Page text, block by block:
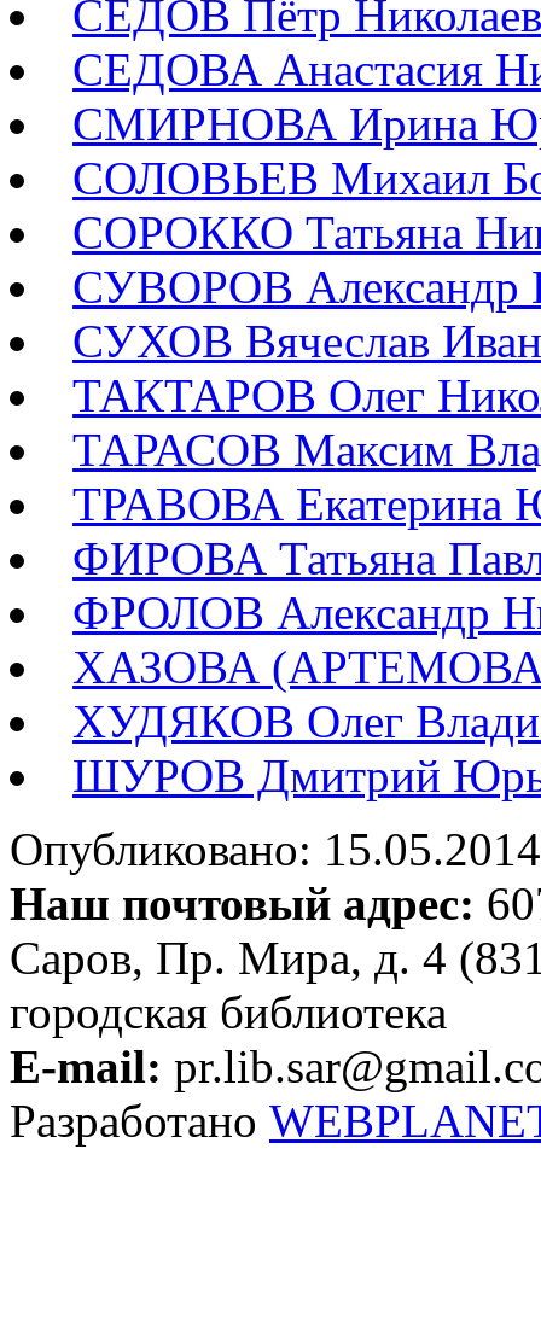
СЕДОВ Пётр
СЕДОВА Анастасия
СМИРНОВА Ирина
СОЛОВЬЕВ Михаил
СОРОККО Татьяна
СУВОРОВ Александр
СУХОВ Вячеслав
ТАКТАРОВ Олег
ТАРАСОВ Максим
ТРАВОВА Екатерина
ФИРОВА Татьяна
ФРОЛОВ Александр
ХАЗОВА (АРТЕМОВА)
ХУДЯКОВ Олег
ШУРОВ Дмитрий
Опубликовано:
Наш почтовый адрес:
Саров, Пр. Мира, д. 4
городская библиотека
E-mail:
Разработано